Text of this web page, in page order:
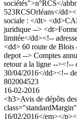
sociétés">n°RCS</
523RCSOrléans</
sociale : </dt>
juridique -->
limitée</dd><!--
<dd> 60 route de
depot --> Comptes
retour a la ligne --><!--
30/04/2016</dd><!--
802004523
16-02-2016
<h3>Avis de dépôts
16/02/2016</em></